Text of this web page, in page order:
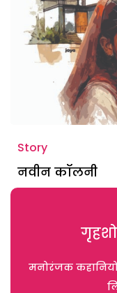
Story
नवीन कॉलनी
मनोरंजक